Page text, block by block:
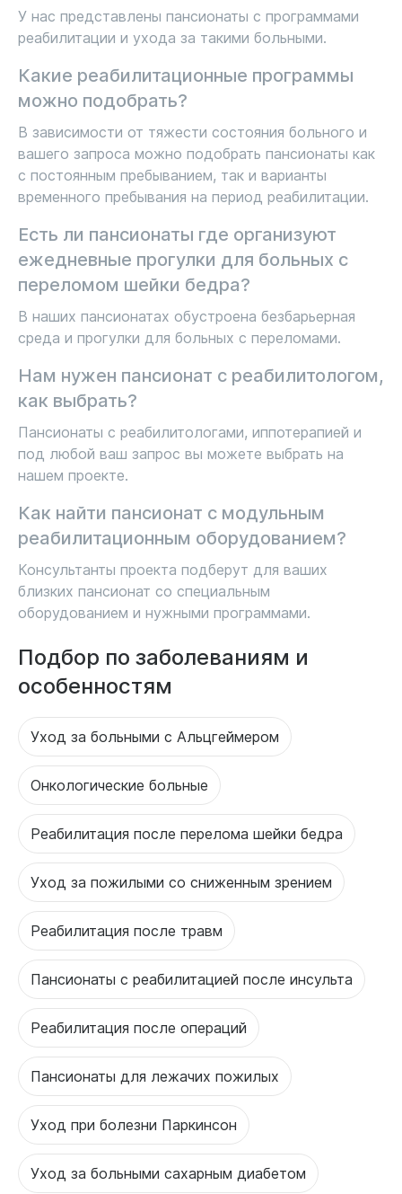
У нас представлены пансионаты с программами
реабилитации и ухода за такими больными.
Какие реабилитационные программы
можно подобрать?
В зависимости от тяжести состояния больного и
вашего запроса можно подобрать пансионаты как
с постоянным пребыванием, так и варианты
временного пребывания на период реабилитации.
Есть ли пансионаты где организуют
ежедневные прогулки для больных с
переломом шейки бедра?
В наших пансионатах обустроена безбарьерная
среда и прогулки для больных с переломами.
Нам нужен пансионат с реабилитологом,
как выбрать?
Пансионаты с реабилитологами, иппотерапией и
под любой ваш запрос вы можете выбрать на
нашем проекте.
Как найти пансионат с модульным
реабилитационным оборудованием?
Консультанты проекта подберут для ваших
близких пансионат со специальным
оборудованием и нужными программами.
Подбор по заболеваниям и
особенностям
Уход за больными с Альцгеймером
Онкологические больные
Реабилитация после перелома шейки бедра
Уход за пожилыми со сниженным зрением
Реабилитация после травм
Пансионаты с реабилитацией после инсульта
Реабилитация после операций
Пансионаты для лежачих пожилых
Уход при болезни Паркинсон
Уход за больными сахарным диабетом